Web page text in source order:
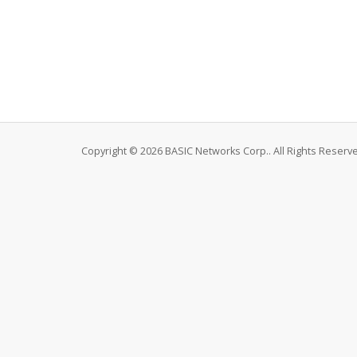
Copyright © 2026 BASIC Networks Corp.. All Rights